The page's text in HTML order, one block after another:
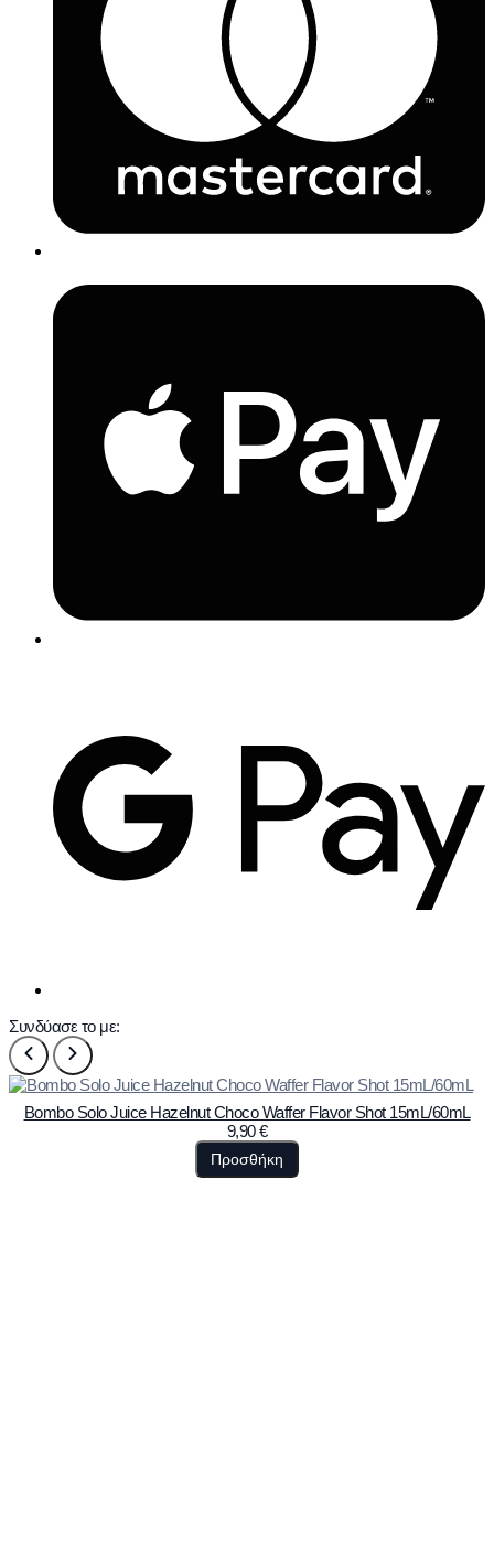
Συνδύασε το με:
Bombo Solo Juice Hazelnut Choco Waffer Flavor Shot 15mL/60mL
9,90€
Προσθήκη